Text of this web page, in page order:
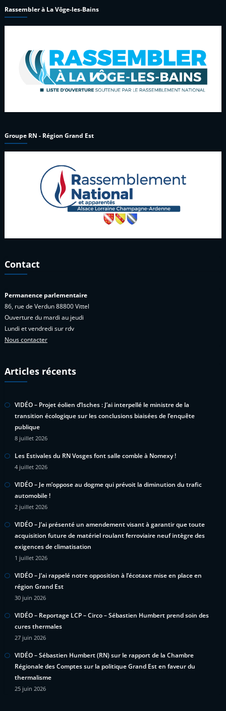
Rassembler à La Vôge-les-Bains
Groupe RN - Région Grand Est
Contact
Permanence parlementaire
86, rue de Verdun 88800 Vittel
Ouverture du mardi au jeudi
Lundi et vendredi sur rdv
Nous contacter
Articles récents
VIDÉO – Projet éolien d’Isches : J’ai interpellé le ministre de la
transition écologique sur les conclusions biaisées de l’enquête
publique
8 juillet 2026
Les Estivales du RN Vosges font salle comble à Nomexy !
4 juillet 2026
VIDÉO – Je m’oppose au dogme qui prévoit la diminution du trafic
automobile !
2 juillet 2026
VIDÉO – J’ai présenté un amendement visant à garantir que toute
acquisition future de matériel roulant ferroviaire neuf intègre des
exigences de climatisation
1 juillet 2026
VIDÉO – J’ai rappelé notre opposition à l’écotaxe mise en place en
région Grand Est
30 juin 2026
VIDÉO – Reportage LCP – Circo – Sébastien Humbert prend soin des
cures thermales
27 juin 2026
VIDÉO – Sébastien Humbert (RN) sur le rapport de la Chambre
Régionale des Comptes sur la politique Grand Est en faveur du
thermalisme
25 juin 2026